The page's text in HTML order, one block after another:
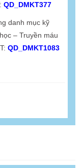
QD_DMKT377
danh mục kỹ
– Truyền máu
QD_DMKT1083